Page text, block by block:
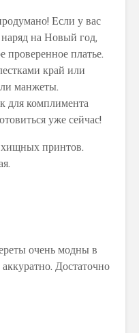
Если у вас
на Новый год,
проверенное платье.
край или
манжеты.
для комплимента
уже сейчас!
хищных принтов.
очень модны в
Достаточно